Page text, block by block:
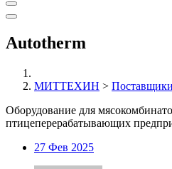
Autotherm
МИТТЕХИН > Поставщики
Оборудование для
птицеперерабатывающих
27 Фев 2025